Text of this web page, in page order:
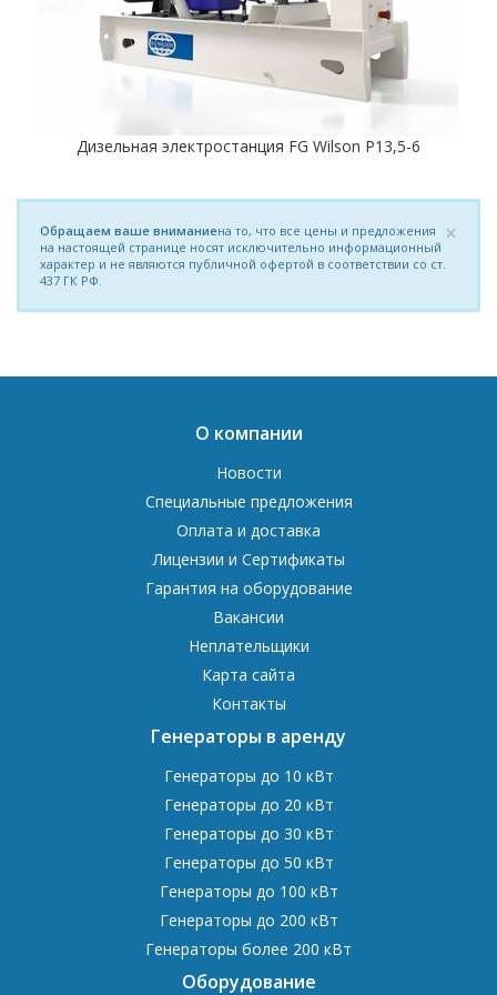
Дизельная электростанция FG Wilson P13,5-6
×
Обращаем ваше вниманиена то, что все цены и предложения
на настоящей странице носят исключительно информационный
характер и не являются публичной офертой в соответствии со ст.
437 ГК РФ.
О компании
Новости
Специальные предложения
Оплата и доставка
Лицензии и Сертификаты
Гарантия на оборудование
Вакансии
Неплательщики
Карта сайта
Контакты
Генераторы в аренду
Генераторы до 10 кВт
Генераторы до 20 кВт
Генераторы до 30 кВт
Генераторы до 50 кВт
Генераторы до 100 кВт
Генераторы до 200 кВт
Генераторы более 200 кВт
Оборудование